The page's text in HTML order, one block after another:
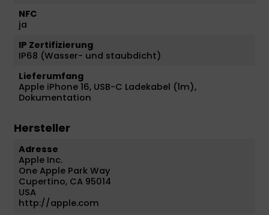
NFC
ja
IP Zertifizierung
IP68 (Wasser- und staubdicht)
Lieferumfang
Apple iPhone 16, USB-C Ladekabel (1m),
Dokumentation
Hersteller
Adresse
Apple Inc.
One Apple Park Way
Cupertino, CA 95014
USA
http://apple.com